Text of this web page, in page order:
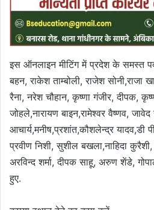
इस ऑनलाइन मीटिंग में प्रदेश के समस्त
बहन, राकेश ताम्बोली, राजेश सोनी,राजा
रैना, नरेश चौहान, कृष्णा गंजीर, दीपक,
जोहले,नारायण बाइन,रामेश्वर वैष्णव,
आचार्य,मनीष,प्रशांत,कौशलेन्द्र यादव,डी
प्रवीण निशी, सुशील बखला,नाहिदा
अरविन्द शर्मा, दीपक साहू, अरुण शेंडे,
हुए.